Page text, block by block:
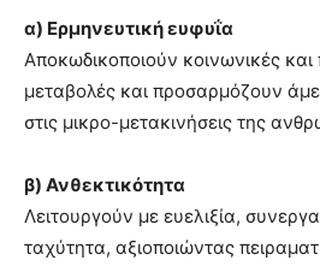
α) Ερμηνευτική ευφυΐα
Αποκωδικοποιούν κοινωνικές και
μεταβολές και προσαρμόζουν
στις μικρο-μετακινήσεις της
β) Ανθεκτικότητα
Λειτουργούν με ευελιξία,
ταχύτητα, αξιοποιώντας